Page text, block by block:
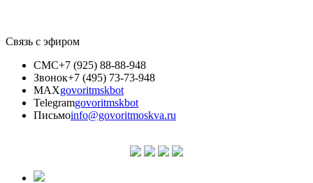
Связь с эфиром
СМС+7 (925) 88-88-948
Звонок+7 (495) 73-73-948
MAXgovoritmskbot
Telegramgovoritmskbot
Письмоinfo@govoritmoskva.ru